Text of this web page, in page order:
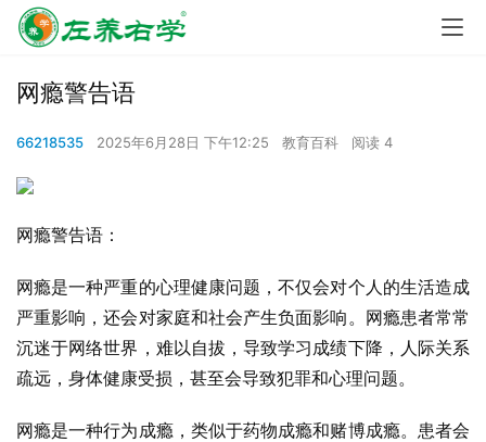
网瘾警告语
66218535 2025年6月28日 下午12:25 教育百科 阅读 4
网瘾警告语：
网瘾是一种严重的心理健康问题，不仅会对个人的生活造成
严重影响，还会对家庭和社会产生负面影响。网瘾患者常常
沉迷于网络世界，难以自拔，导致学习成绩下降，人际关系
疏远，身体健康受损，甚至会导致犯罪和心理问题。
网瘾是一种行为成瘾，类似于药物成瘾和赌博成瘾。患者会